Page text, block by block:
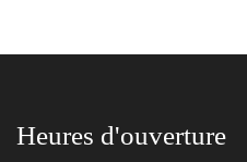
Heures d'ouverture